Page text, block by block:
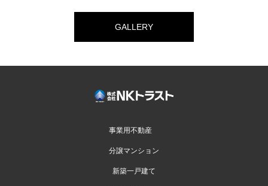
GALLERY
事業用不動産
分譲マンション
新築一戸建て